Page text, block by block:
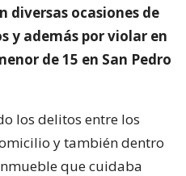
diversas ocasiones de
y además por violar en
de 15 en San Pedro
los delitos entre los
y también dentro
que cuidaba